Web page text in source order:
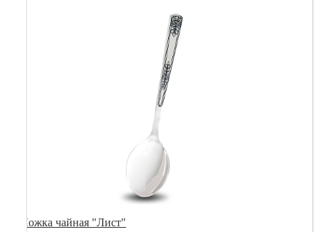
Ложка чайная "Лист"